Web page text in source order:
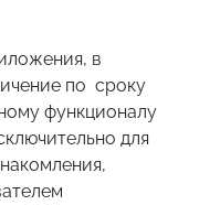
в
по сроку
функционалу
для